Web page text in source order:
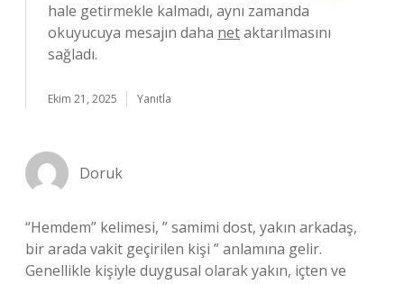
hale getirmekle kalmadı, aynı zamanda
okuyucuya mesajın daha netaktarılmasını
sağladı.
Ekim 21, 2025 Yanıtla
Doruk
“Hemdem” kelimesi, ” samimi dost, yakın arkadaş,
bir arada vakit geçirilen kişi ” anlamına gelir.
Genellikle kişiyle duygusal olarak yakın, içten ve